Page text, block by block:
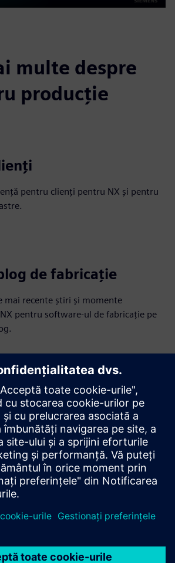
Mute Settings
PIP
Enter
multe despre
producție
pentru clienți pentru NX și pentru
de fabricație
mai recente știri și momente
pentru software-ul de fabricație pe
sau obțineți răspunsuri la toate
software de fabricație.